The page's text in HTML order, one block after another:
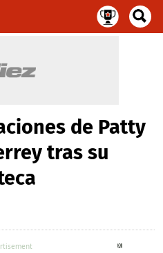
de Patty
tras su
X